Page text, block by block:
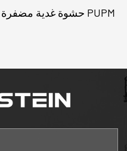
حشوة غدية مضفرة من الجرافيت النقي لصمامات PUPM